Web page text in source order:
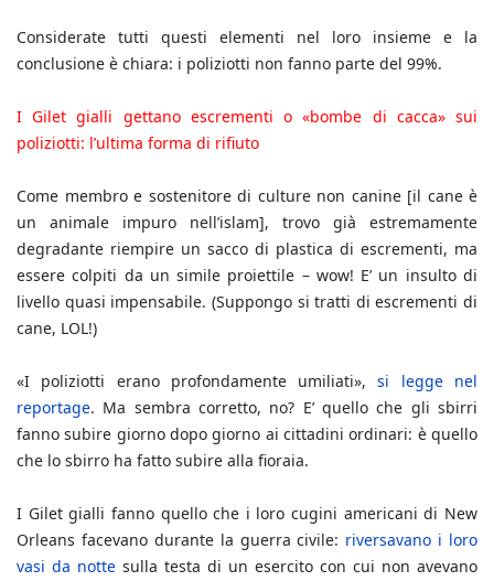
Considerate tutti questi elementi nel loro insieme e la
conclusione è chiara: i poliziotti non fanno parte del 99%.
I Gilet gialli gettano escrementi o «bombe di cacca» sui
poliziotti: l’ultima forma di rifiuto
Come membro e sostenitore di culture non canine [il cane è
un animale impuro nell’islam], trovo già estremamente
degradante riempire un sacco di plastica di escrementi, ma
essere colpiti da un simile proiettile – wow! E’ un insulto di
livello quasi impensabile. (Suppongo si tratti di escrementi di
cane, LOL!)
«I poliziotti erano profondamente umiliati»,si legge nel
reportage. Ma sembra corretto, no? E’ quello che gli sbirri
fanno subire giorno dopo giorno ai cittadini ordinari: è quello
che lo sbirro ha fatto subire alla fioraia.
I Gilet gialli fanno quello che i loro cugini americani di New
Orleans facevano durante la guerra civile: riversavano i loro
vasi da notte sulla testa di un esercito con cui non avevano